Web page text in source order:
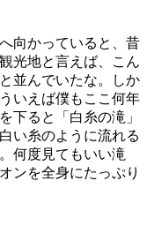
向かっていると、昔
光地と言えば、こん
並んでいたな。しか
いえば僕もここ何年
下ると「白糸の滝」
い糸のように流れる
何度見てもいい滝
ンを全身にたっぷり